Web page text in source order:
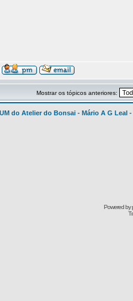
Mostrar os tópicos anteriores:
do Atelier do Bonsai - Mário A G Leal
Powered by